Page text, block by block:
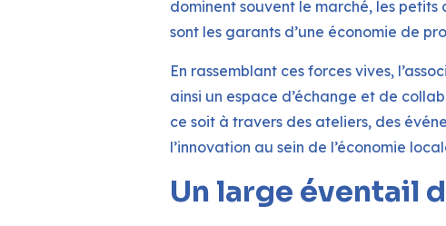
dominent souvent le marché, les petits
sont les garants d’une économie de
En rassemblant ces forces vives,
ainsi un espace d’échange et de
ce soit à travers des ateliers, des
l’innovation au sein de l’économie
Un large éventail